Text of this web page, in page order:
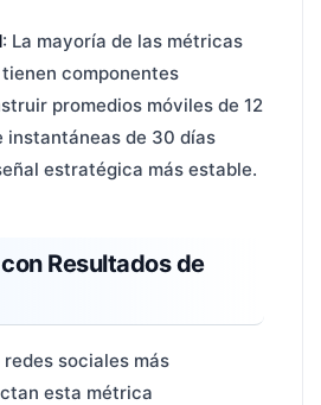
: La mayoría de las métricas
componentes
promedios móviles de 12
instantáneas de 30 días
estratégica más estable.
Resultados de
sociales más
esta métrica